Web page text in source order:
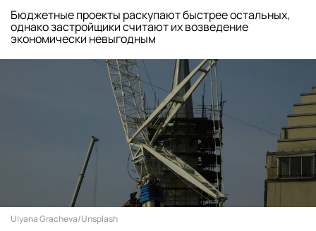
Бюджетные проекты раскупают быстрее остальных,
однако застройщики считают их возведение
экономически невыгодным
Ulyana Gracheva/Unsplash